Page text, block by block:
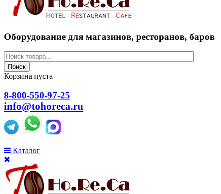
Оборудование для магазинов, ресторанов, баров
Поиск
Корзина пуста
8-800-550-97-25
info@tohoreca.ru
Каталог